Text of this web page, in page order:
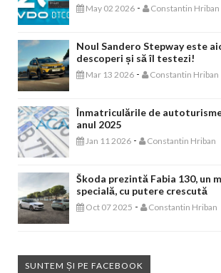
May 02 2026 - Constantin Hriban
Noul Sandero Stepway este
descoperi și să îl testezi!
Mar 13 2026 - Constantin Hriban
Înmatriculările de
anul 2025
Jan 11 2026 - Constantin Hriban
Škoda prezintă Fabia 130, un
specială, cu putere crescută
Oct 07 2025 - Constantin Hriban
SUNTEM ȘI PE FACEBOOK